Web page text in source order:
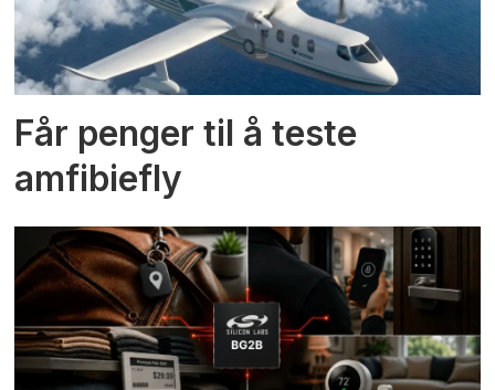
Får penger til å teste
amfibiefly